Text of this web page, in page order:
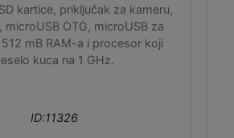
kartice, priključak za kameru,
microUSB OTG, microUSB za
512 mB RAM-a i procesor koji
kuca na 1 GHz.
ID:11326